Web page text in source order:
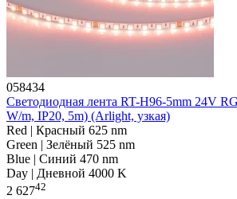
058434
Светодиодная лента RT-H96-5mm 24V
W/m, IP20, 5m) (Arlight, узкая)
Red | Красный 625 nm
Green | Зелёный 525 nm
Blue | Синий 470 nm
Day | Дневной 4000 K
2 62742